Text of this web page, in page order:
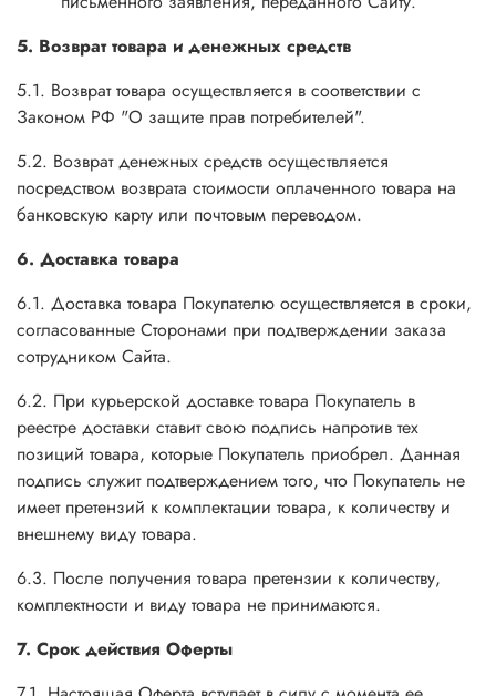
5. Возврат товара и денежных средств
5.1. Возврат товара осуществляется в соответствии с
Законом РФ "О защите прав потребителей".
5.2. Возврат денежных средств осуществляется
посредством возврата стоимости оплаченного товара на
банковскую карту или почтовым переводом.
6. Доставка товара
6.1. Доставка товара Покупателю осуществляется в сроки,
согласованные Сторонами при подтверждении заказа
сотрудником Сайта.
6.2. При курьерской доставке товара Покупатель в
реестре доставки ставит свою подпись напротив тех
позиций товара, которые Покупатель приобрел. Данная
подпись служит подтверждением того, что Покупатель не
имеет претензий к комплектации товара, к количеству и
внешнему виду товара.
6.3. После получения товара претензии к количеству,
комплектности и виду товара не принимаются.
7. Срок действия Оферты